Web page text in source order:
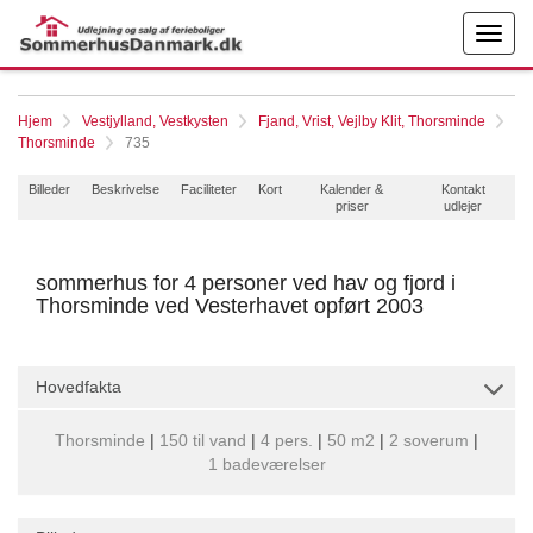
Hjem Vestjylland, Vestkysten
Fjand, Vrist, Vejlby Klit, Thorsminde
Thorsminde
735
Billeder Beskrivelse Faciliteter Kort
Kalender &
priser
Kontakt
udlejer
sommerhus for 4 personer ved hav og fjord i
Thorsminde ved Vesterhavet opført 2003
Hovedfakta
Thorsminde | 150 til vand | 4 pers. | 50 m2 | 2 soverum |
1 badeværelser